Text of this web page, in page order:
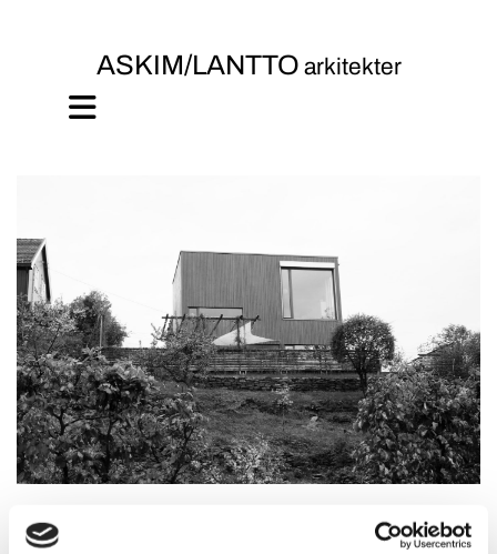
ASKIM/LANTTO arkitekter
Lysthusbråten 13